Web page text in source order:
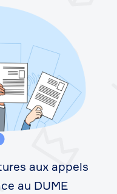
aux appels
au DUME